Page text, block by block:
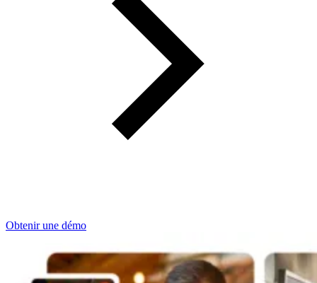
Obtenir une démo